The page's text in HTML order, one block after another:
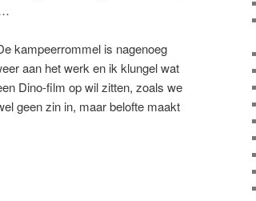
kampeerrommel is nagenoeg
aan het werk en ik klungel wat
Dino-film op wil zitten, zoals we
geen zin in, maar belofte maakt